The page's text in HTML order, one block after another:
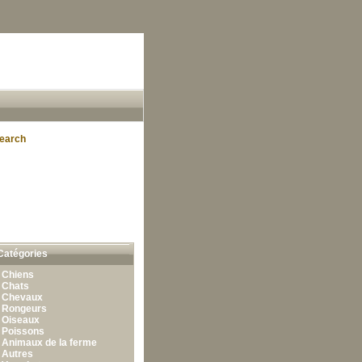
Chiens
Chats
Chevaux
Rongeurs
Oiseaux
Poissons
Animaux de la ferme
Autres